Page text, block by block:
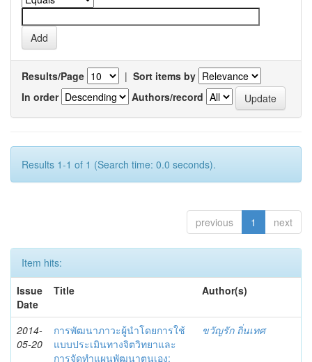
Results/Page | Sort items by
In order
Authors/record
Results 1-1 of 1 (Search time: 0.0 seconds).
previous 1 next
Item hits:
Issue
Date
Title Author(s)
2014-
05-20
การพัฒนาภาวะผู้นำโดยการใช้
แบบประเมินทางจิตวิทยาและ
การจัดทำแผนพัฒนาตนเอง:
ขวัญรัก ถิ่นเทศ